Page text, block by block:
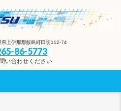
県上伊那郡飯島町田切112-74
86-5773
い合わせください